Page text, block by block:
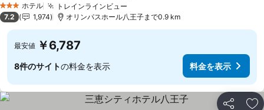
3 ホテルのランク
ホテル トレインラインビュー
7.2 1,974 オリンパスホール八王子まで0.9 km
最安値 ￥6,787
8件のサイトの料金を表示 料金を表示